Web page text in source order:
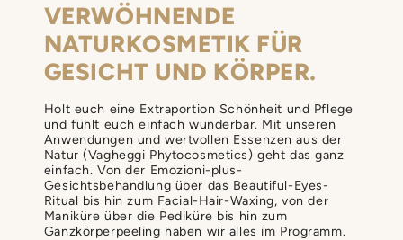
VERWÖHNENDE
NATURKOSMETIK FÜR
GESICHT UND KÖRPER.
Holt euch eine Extraportion Schönheit und Pflege
und fühlt euch einfach wunderbar. Mit unseren
Anwendungen und wertvollen Essenzen aus der
Natur (Vagheggi Phytocosmetics) geht das ganz
einfach. Von der Emozioni-plus-
Gesichtsbehandlung über das Beautiful-Eyes-
Ritual bis hin zum Facial-Hair-Waxing, von der
Maniküre über die Pediküre bis hin zum
Ganzkörperpeeling haben wir alles im Programm.